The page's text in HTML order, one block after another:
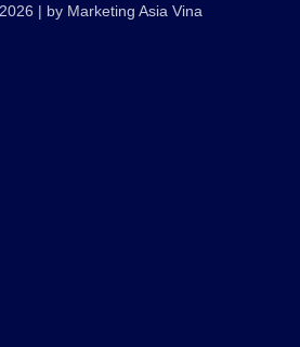
| by Marketing Asia Vina